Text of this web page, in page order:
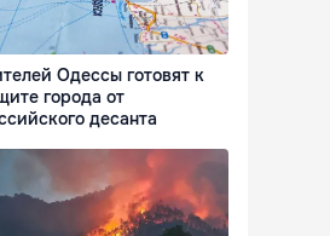
Одессы готовят к
города от
десанта